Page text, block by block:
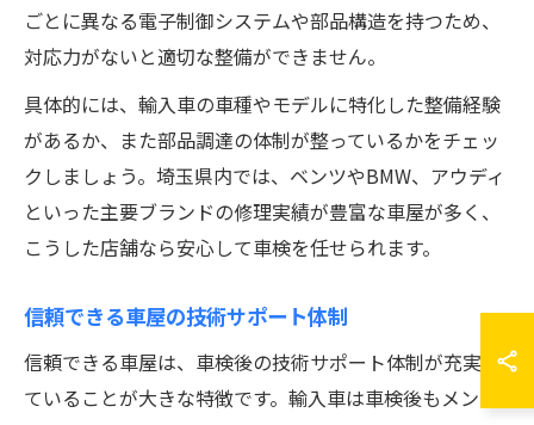
ごとに異なる電子制御システムや部品構造を持つため、
対応力がないと適切な整備ができません。
具体的には、輸入車の車種やモデルに特化した整備経験
があるか、また部品調達の体制が整っているかをチェッ
クしましょう。埼玉県内では、ベンツやBMW、アウディ
といった主要ブランドの修理実績が豊富な車屋が多く、
こうした店舗なら安心して車検を任せられます。
信頼できる車屋の技術サポート体制
信頼できる車屋は、車検後の技術サポート体制が充実し
ていることが大きな特徴です。輸入車は車検後もメンテ